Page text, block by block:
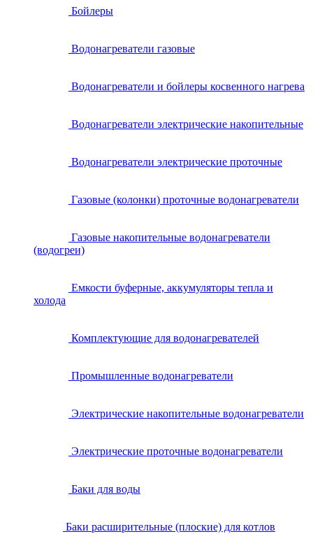
Бойлеры
Водонагреватели газовые
Водонагреватели и бойлеры косвенного нагрева
Водонагреватели электрические накопительные
Водонагреватели электрические проточные
Газовые (колонки) проточные водонагреватели
Газовые накопительные водонагреватели
(водогреи)
Емкости буферные, аккумуляторы тепла и
холода
Комплектующие для водонагревателей
Промышленные водонагреватели
Электрические накопительные водонагреватели
Электрические проточные водонагреватели
Баки для воды
Баки расширительные (плоские) для котлов